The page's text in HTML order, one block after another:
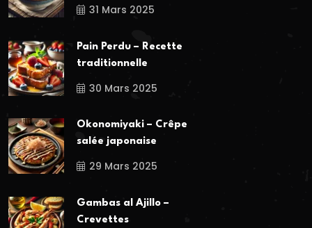
31 Mars 2025
Pain Perdu – Recette
traditionnelle
30 Mars 2025
Okonomiyaki – Crêpe
salée japonaise
29 Mars 2025
Gambas al Ajillo –
Crevettes